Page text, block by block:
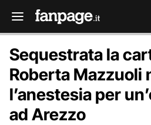
Sequestrata la
Roberta Mazzuoli
l’anestesia per
ad Arezzo